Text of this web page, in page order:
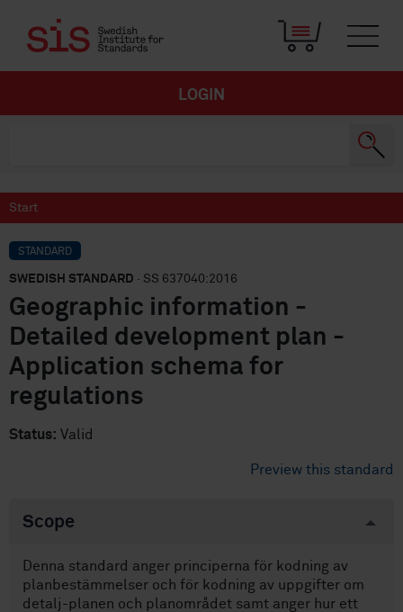
LOGIN
Start
STANDARD
SWEDISH STANDARD · SS 637040:2016
Geographic information -
Detailed development plan -
Application schema for
regulations
Status: Valid
Preview this standard
Scope
Denna standard anger principerna för kodning av
planbestämmelser och för kodning av uppgifter om
detalj-planen och planområdet samt anger hur ett